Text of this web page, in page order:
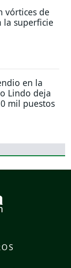
vórtices de
la superficie
en la
Lindo deja
mil puestos